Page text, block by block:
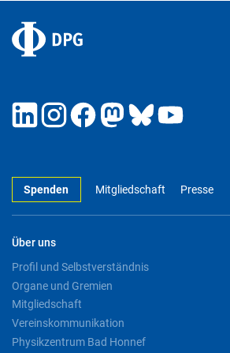
Spenden Mitgliedschaft Presse
Über uns
Profil und Selbstverständnis
Organe und Gremien
Mitgliedschaft
Vereinskommunikation
Physikzentrum Bad Honnef